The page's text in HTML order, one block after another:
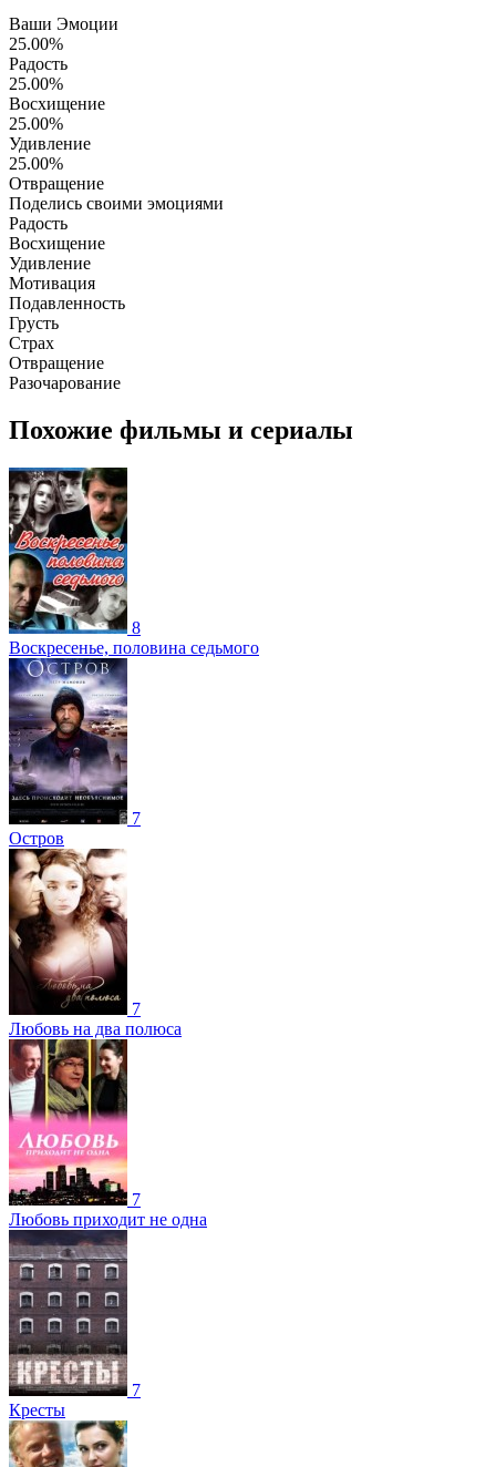
Ваши Эмоции
25.00%
Радость
25.00%
Восхищение
25.00%
Удивление
25.00%
Отвращение
Поделись своими эмоциями
Радость
Восхищение
Удивление
Мотивация
Подавленность
Грусть
Страх
Отвращение
Разочарование
Похожие фильмы и сериалы
8
Воскресенье, половина седьмого
7
Остров
7
Любовь на два полюса
7
Любовь приходит не одна
7
Кресты